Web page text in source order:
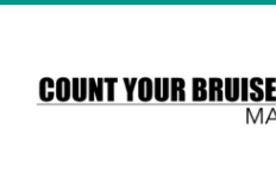
Your
Bruises